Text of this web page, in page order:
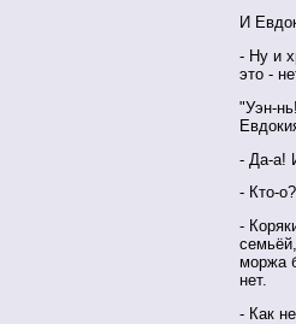
И
- Ну и
это -
"Уэн-
- Да-а!
- Кто-о?
-
моржа
нет.
- Как